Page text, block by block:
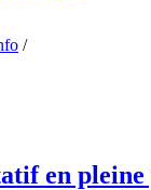
/
en pleine